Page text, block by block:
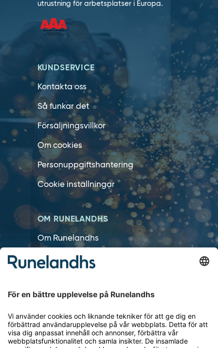
utrustning för arbetsplatser i Europa.
KUNDSERVICE
Kontakta oss
Så funkar det
Försäljningsvillkor
Om cookies
Personuppgiftshantering
Cookie inställningar
OM RUNELANDHS
Om Runelandhs
Köpvillkor
Lediga jobb
Kvalitets- och miljöpolicy
Läsvärt